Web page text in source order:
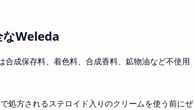
Weleda
成保存料、着色料、合成香料、鉱物油など不使用
処方されるステロイド入りのクリームを使う前にぜ